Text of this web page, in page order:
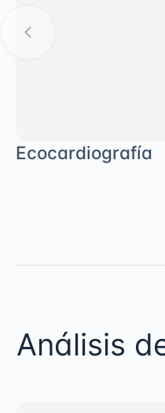
Ecocardiografía
Análisis